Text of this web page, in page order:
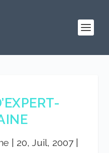
20, Juil, 2007